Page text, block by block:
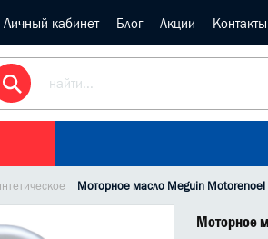
Личный кабинет Блог Акции Контакты
Моторное масло Meguin Motorenoel
Моторное